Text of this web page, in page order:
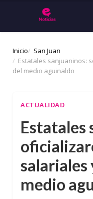
Inicio
San Juan
Estatales sanjuaninos:
del medio aguinaldo
ACTUALIDAD
Estatales
salariales
medio